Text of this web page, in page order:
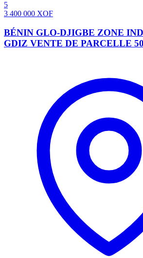
5
3 400 000 XOF
BÉNIN GLO-DJIGBE ZONE
GDIZ VENTE DE PARCELLE